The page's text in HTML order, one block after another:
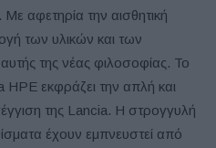
αφετηρία την αισθητική
των υλικών και των
της νέας φιλοσοφίας. Το
εκφράζει την απλή και
της Lancia. Η στρογγυλή
έχουν εμπνευστεί από